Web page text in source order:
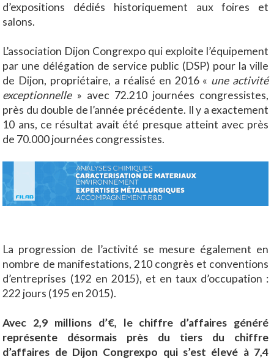
d’expositions dédiés historiquement aux foires et
salons.
L’association Dijon Congrexpo qui exploite l’équipement
par une délégation de service public (DSP) pour la ville
de Dijon, propriétaire, a réalisé en 2016 « une activité
exceptionnelle» avec 72.210 journées congressistes,
près du double de l’année précédente. Il y a exactement
10 ans, ce résultat avait été presque atteint avec près
de 70.000 journées congressistes.
La progression de l’activité se mesure également en
nombre de manifestations, 210 congrès et conventions
d’entreprises (192 en 2015), et en taux d’occupation :
222 jours (195 en 2015).
Avec 2,9 millions d’€, le chiffre d’affaires généré
représente désormais près du tiers du chiffre
d’affaires de Dijon Congrexpo qui s’est élevé à 7,4